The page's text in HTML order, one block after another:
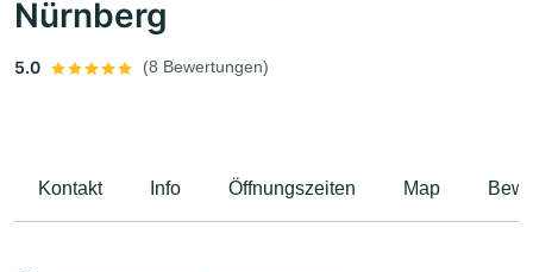
Nürnberg
5.0 (8 Bewertungen)
Kontakt Info Öffnungszeiten Map